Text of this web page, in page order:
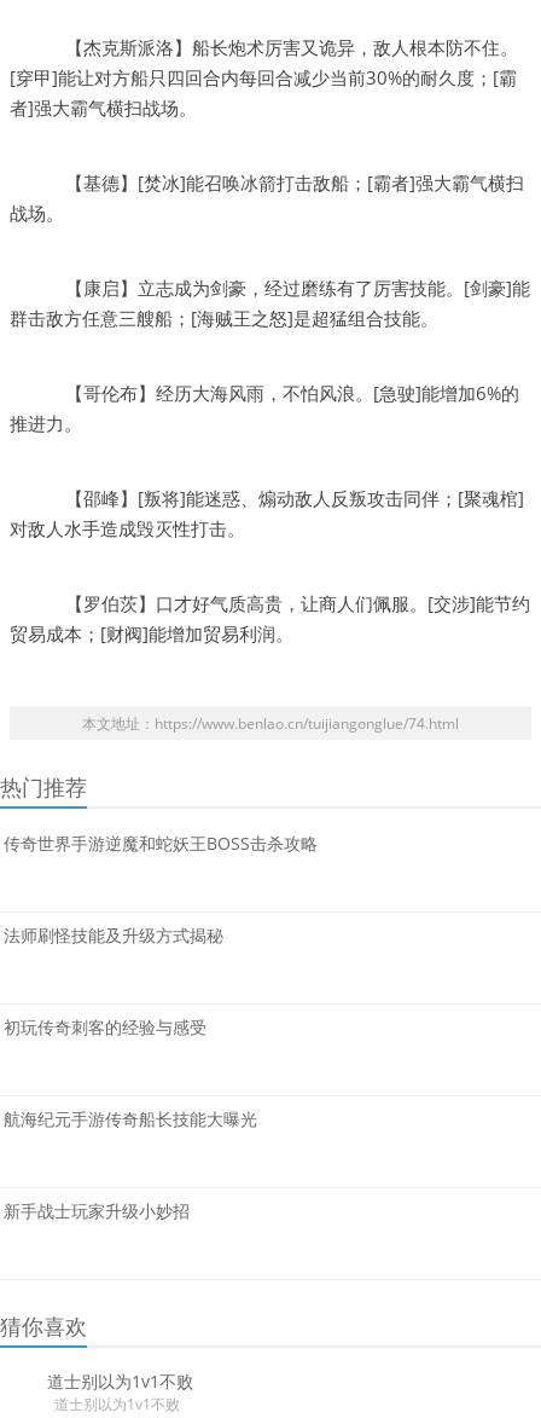
【杰克斯派洛】船长炮术厉害又诡异，敌人根本防不住。
[穿甲]能让对方船只四回合内每回合减少当前30%的耐久度；[霸
者]强大霸气横扫战场。
【基德】[焚冰]能召唤冰箭打击敌船；[霸者]强大霸气横扫
战场。
【康启】立志成为剑豪，经过磨练有了厉害技能。[剑豪]能
群击敌方任意三艘船；[海贼王之怒]是超猛组合技能。
【哥伦布】经历大海风雨，不怕风浪。[急驶]能增加6%的
推进力。
【邵峰】[叛将]能迷惑、煽动敌人反叛攻击同伴；[聚魂棺]
对敌人水手造成毁灭性打击。
【罗伯茨】口才好气质高贵，让商人们佩服。[交涉]能节约
贸易成本；[财阀]能增加贸易利润。
本文地址：https://www.benlao.cn/tuijiangonglue/74.html
热门推荐
传奇世界手游逆魔和蛇妖王BOSS击杀攻略
法师刷怪技能及升级方式揭秘
初玩传奇刺客的经验与感受
航海纪元手游传奇船长技能大曝光
新手战士玩家升级小妙招
猜你喜欢
道士别以为1v1不败
道士别以为1v1不败